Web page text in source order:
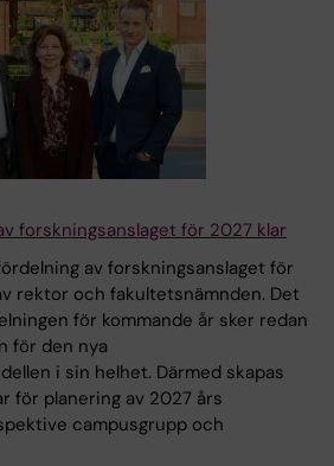
forskningsanslaget för 2027 klar
av forskningsanslaget för
rektor och fakultetsnämnden. Det
för kommande år sker redan
för den nya
i sin helhet. Därmed skapas
för planering av 2027 års
campusgrupp och